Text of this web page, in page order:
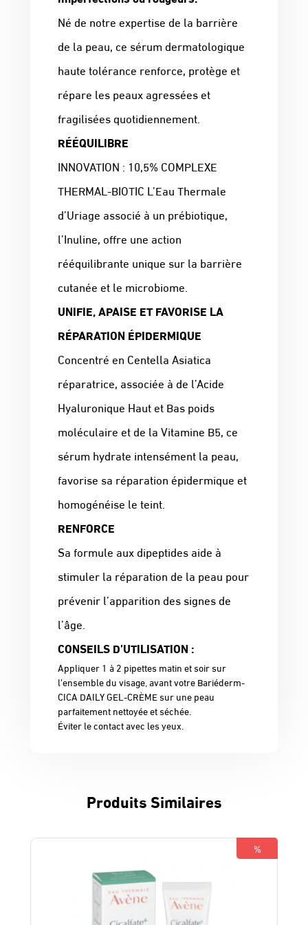
Né de notre expertise de la barrière
de la peau, ce sérum dermatologique
haute tolérance renforce, protège et
répare les peaux agressées et
fragilisées quotidiennement.
RÉÉQUILIBRE
INNOVATION : 10,5% COMPLEXE
THERMAL-BIOTIC L’Eau Thermale
d’Uriage associé à un prébiotique,
l’Inuline, offre une action
rééquilibrante unique sur la barrière
cutanée et le microbiome.
UNIFIE, APAISE ET FAVORISE LA
RÉPARATION ÉPIDERMIQUE
Concentré en Centella Asiatica
réparatrice, associée à de l’Acide
Hyaluronique Haut et Bas poids
moléculaire et de la Vitamine B5, ce
sérum hydrate intensément la peau,
favorise sa réparation épidermique et
homogénéise le teint.
RENFORCE
Sa formule aux dipeptides aide à
stimuler la réparation de la peau pour
prévenir l’apparition des signes de
l’âge.
CONSEILS D’UTILISATION :
Appliquer 1 à 2 pipettes matin et soir sur
l’ensemble du visage, avant votre Bariéderm-
CICA DAILY GEL-CRÈME sur une peau
parfaitement nettoyée et séchée.
Éviter le contact avec les yeux.
Produits Similaires
%